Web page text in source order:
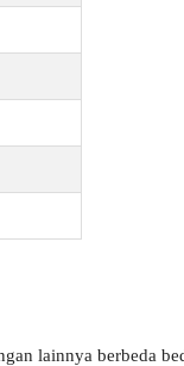
lainnya berbeda